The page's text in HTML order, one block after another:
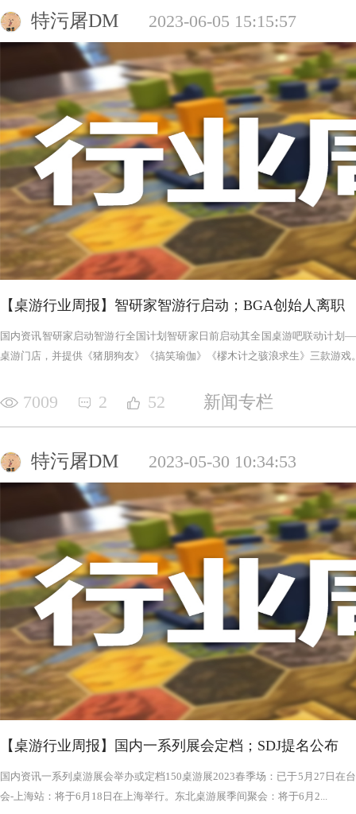
特污屠DM 2023-06-05 15:15:57
【桌游行业周报】智研家智游行启动；BGA创始人离职
国内资讯智研家启动智游行全国计划智研家日前启动其全国桌游吧联动计
桌游门店，并提供《猪朋狗友》《搞笑瑜伽》《樛木计之骇浪求生》三款游戏
7009 2 52 新闻专栏
特污屠DM 2023-05-30 10:34:53
【桌游行业周报】国内一系列展会定档；SDJ提名公布
国内资讯一系列桌游展会举办或定档150桌游展2023春季场：已于5月27日在
会-上海站：将于6月18日在上海举行。东北桌游展季间聚会：将于6月2...